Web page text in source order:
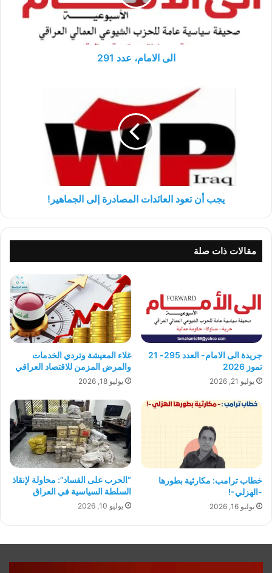
الى الامام، عدد 291
المصادرة
الجماهير!
يجب أن تعود العائدات المصادرة إلى الجماهير!
مقالات ذات صلة
جريدة الى الامام- العدد 295- 21
تموز 2026
يوليو 21, 2026
غلاء المعيشة وتردي الخدمات
والمرض المزمن للاقتصاد العراقي
يوليو 18, 2026
خطاب ترامب: مكارثية بطورها
-الهزلي-!
يوليو 16, 2026
“الحرب على الفساد”: محاولة لإنقاذ
السلطة السياسية في العراق
يوليو 10, 2026